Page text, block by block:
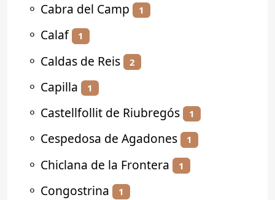
⚬ Cabra del Camp 1
⚬ Calaf 1
⚬ Caldas de Reis 2
⚬ Capilla 1
⚬ Castellfollit de Riubregós 1
⚬ Cespedosa de Agadones 1
⚬ Chiclana de la Frontera 1
⚬ Congostrina 1